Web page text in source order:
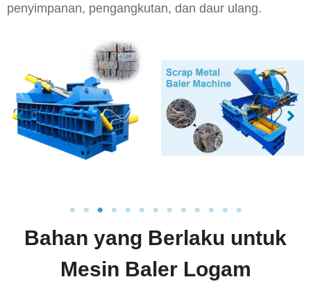
penyimpanan, pengangkutan, dan daur ulang.
Bahan yang Berlaku untuk
Mesin Baler Logam